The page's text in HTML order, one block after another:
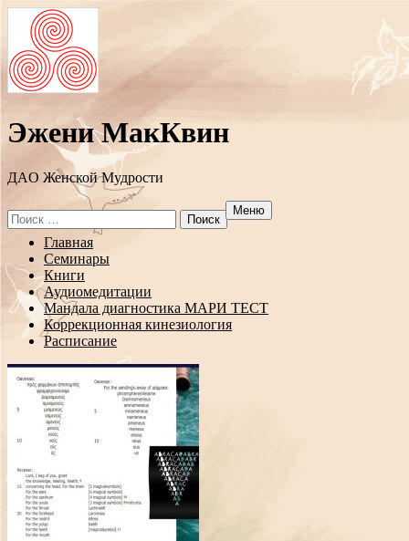
Эжени МакКвин
ДAO Женской Мудрости
Search
for:
Меню
Перейти
содержанию
Главная
Семинары
Книги
Аудиомедитации
Мандала диагностика МАРИ ТЕСТ
Коррекционная кинезиология
Расписание